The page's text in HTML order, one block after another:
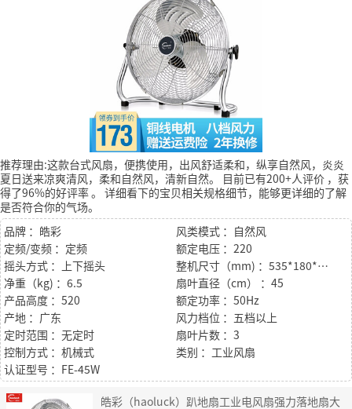
推荐理由:这款台式风扇，便携使用，出风舒适柔和，纵享自然风，炎炎
夏日送来凉爽清风，柔和自然风，清新自然。
目前已有200+人评价 ，获
得了96%的好评率。 详细看下的宝贝相关规格细节，能够更详细的了解
是否符合你的气场。
品牌 ：皓彩
风类模式 ：自然风
定频/变频 ：定频
额定电压 ：220
摇头方式 ：上下摇头
整机尺寸（mm) ：535*180*520
净重（kg) ：6.5
扇叶直径（cm） ：45
产品高度 ：520
额定功率 ：50Hz
产地 ：广东
风力档位 ：五档以上
定时范围 ：无定时
扇叶片数 ：3
控制方式 ：机械式
类别 ：工业风扇
认证型号 ：FE-45W
皓彩（haoluck）趴地扇工业电风扇强力落地扇大